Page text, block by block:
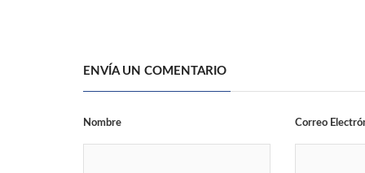
ENVÍA UN COMENTARIO
Nombre Correo